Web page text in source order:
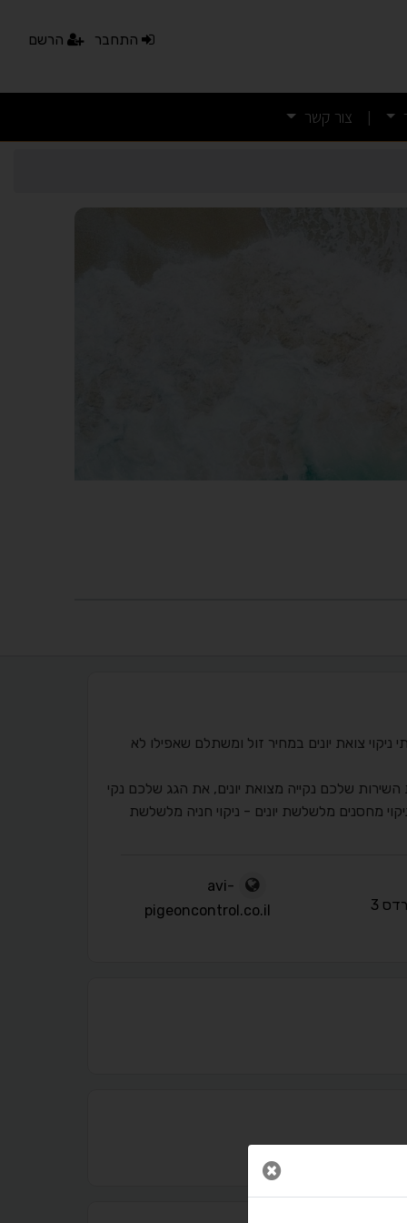
התחבר הרשם
| צור קשר
ניקוי צואת יונים במחיר זול ומשתלם שאפילו לא
שלכם נקייה מצואת יונים, את הגג שלכם נקי
מחסנים מלשלשת יונים - ניקוי חניה מלשלשת
3
avi-
pigeoncontrol.co.il
סגור חלון